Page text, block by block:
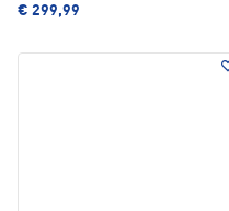
€ 299,99